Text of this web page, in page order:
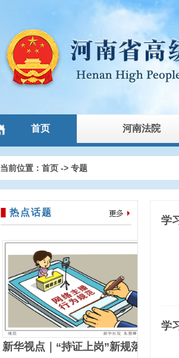
首页 河南法院
当前位置： 首页-> 专题
热点话题
新华视点｜“持证上岗”新规落
学
学